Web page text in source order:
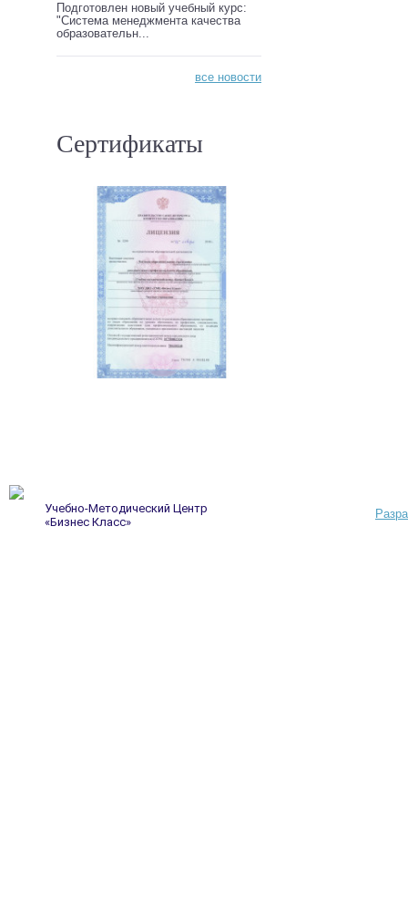
Подготовлен новый учебный курс:
"Система менеджмента качества
образовательн...
все новости
Сертификаты
Учебно-Методический Центр
«Бизнес Класс»